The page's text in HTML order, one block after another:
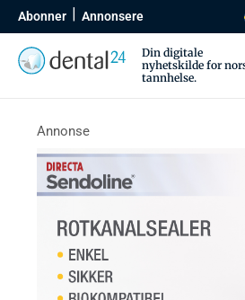
Abonner Annonsere
Din digitale
nyhetskilde for
tannhelse.